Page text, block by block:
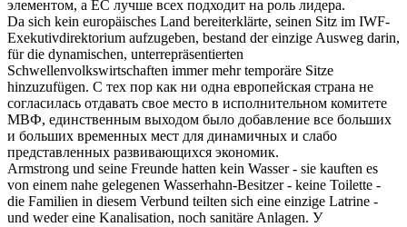
элементом, а ЕС лучше всех подходит на роль лидера.
Da sich kein europäisches Land bereiterklärte, seinen Sitz im IWF-
Exekutivdirektorium aufzugeben, bestand dereinzige Ausweg darin,
für die dynamischen, unterrepräsentierten
Schwellenvolkswirtschaften immer mehr temporäre Sitze
hinzuzufügen. С тех пор как ни одна европейская страна не
согласилась отдавать свое место в исполнительном комитете
МВФ, единственным выходом было добавление все больших
и больших временных мест для динамичных и слабо
представленных развивающихся экономик.
Armstrong und seine Freunde hatten kein Wasser - sie kauften es
von einem nahe gelegenen Wasserhahn-Besitzer - keine Toilette -
die Familien in diesem Verbund teilten sich eine einzige Latrine -
und weder eine Kanalisation, noch sanitäre Anlagen. У